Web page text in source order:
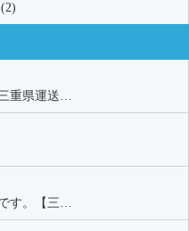
重県運送…
す。【三…